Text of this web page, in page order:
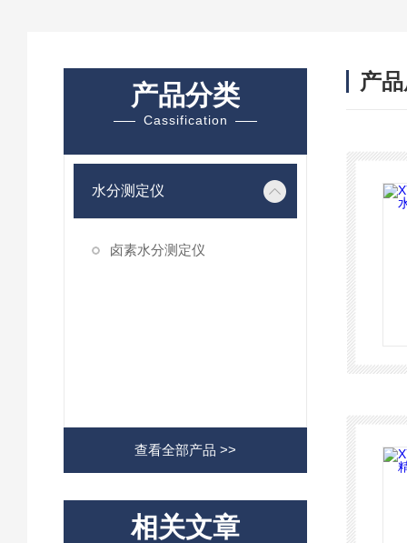
产品分类
Cassification
水分测定仪
卤素水分测定仪
查看全部产品 >>
相关文章
产